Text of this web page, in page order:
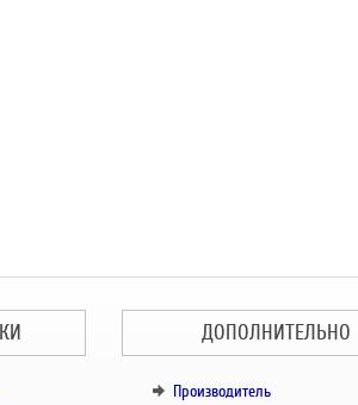
ДОПОЛНИТЕЛЬНО
Производитель